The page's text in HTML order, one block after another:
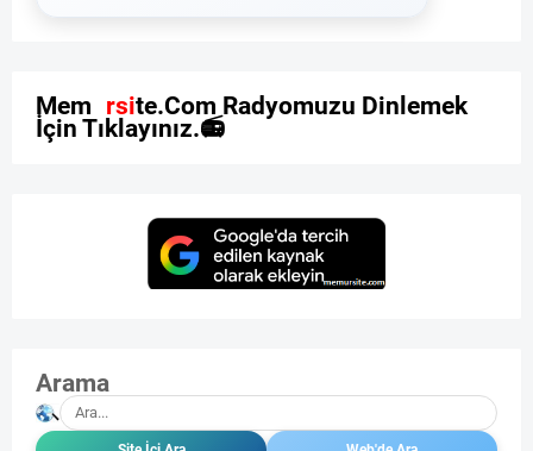
Mem rsite.Com Radyomuzu Din emek
İçin Tı kl ayınız.
Arama